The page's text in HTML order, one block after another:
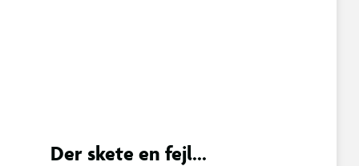
Der skete en fejl...